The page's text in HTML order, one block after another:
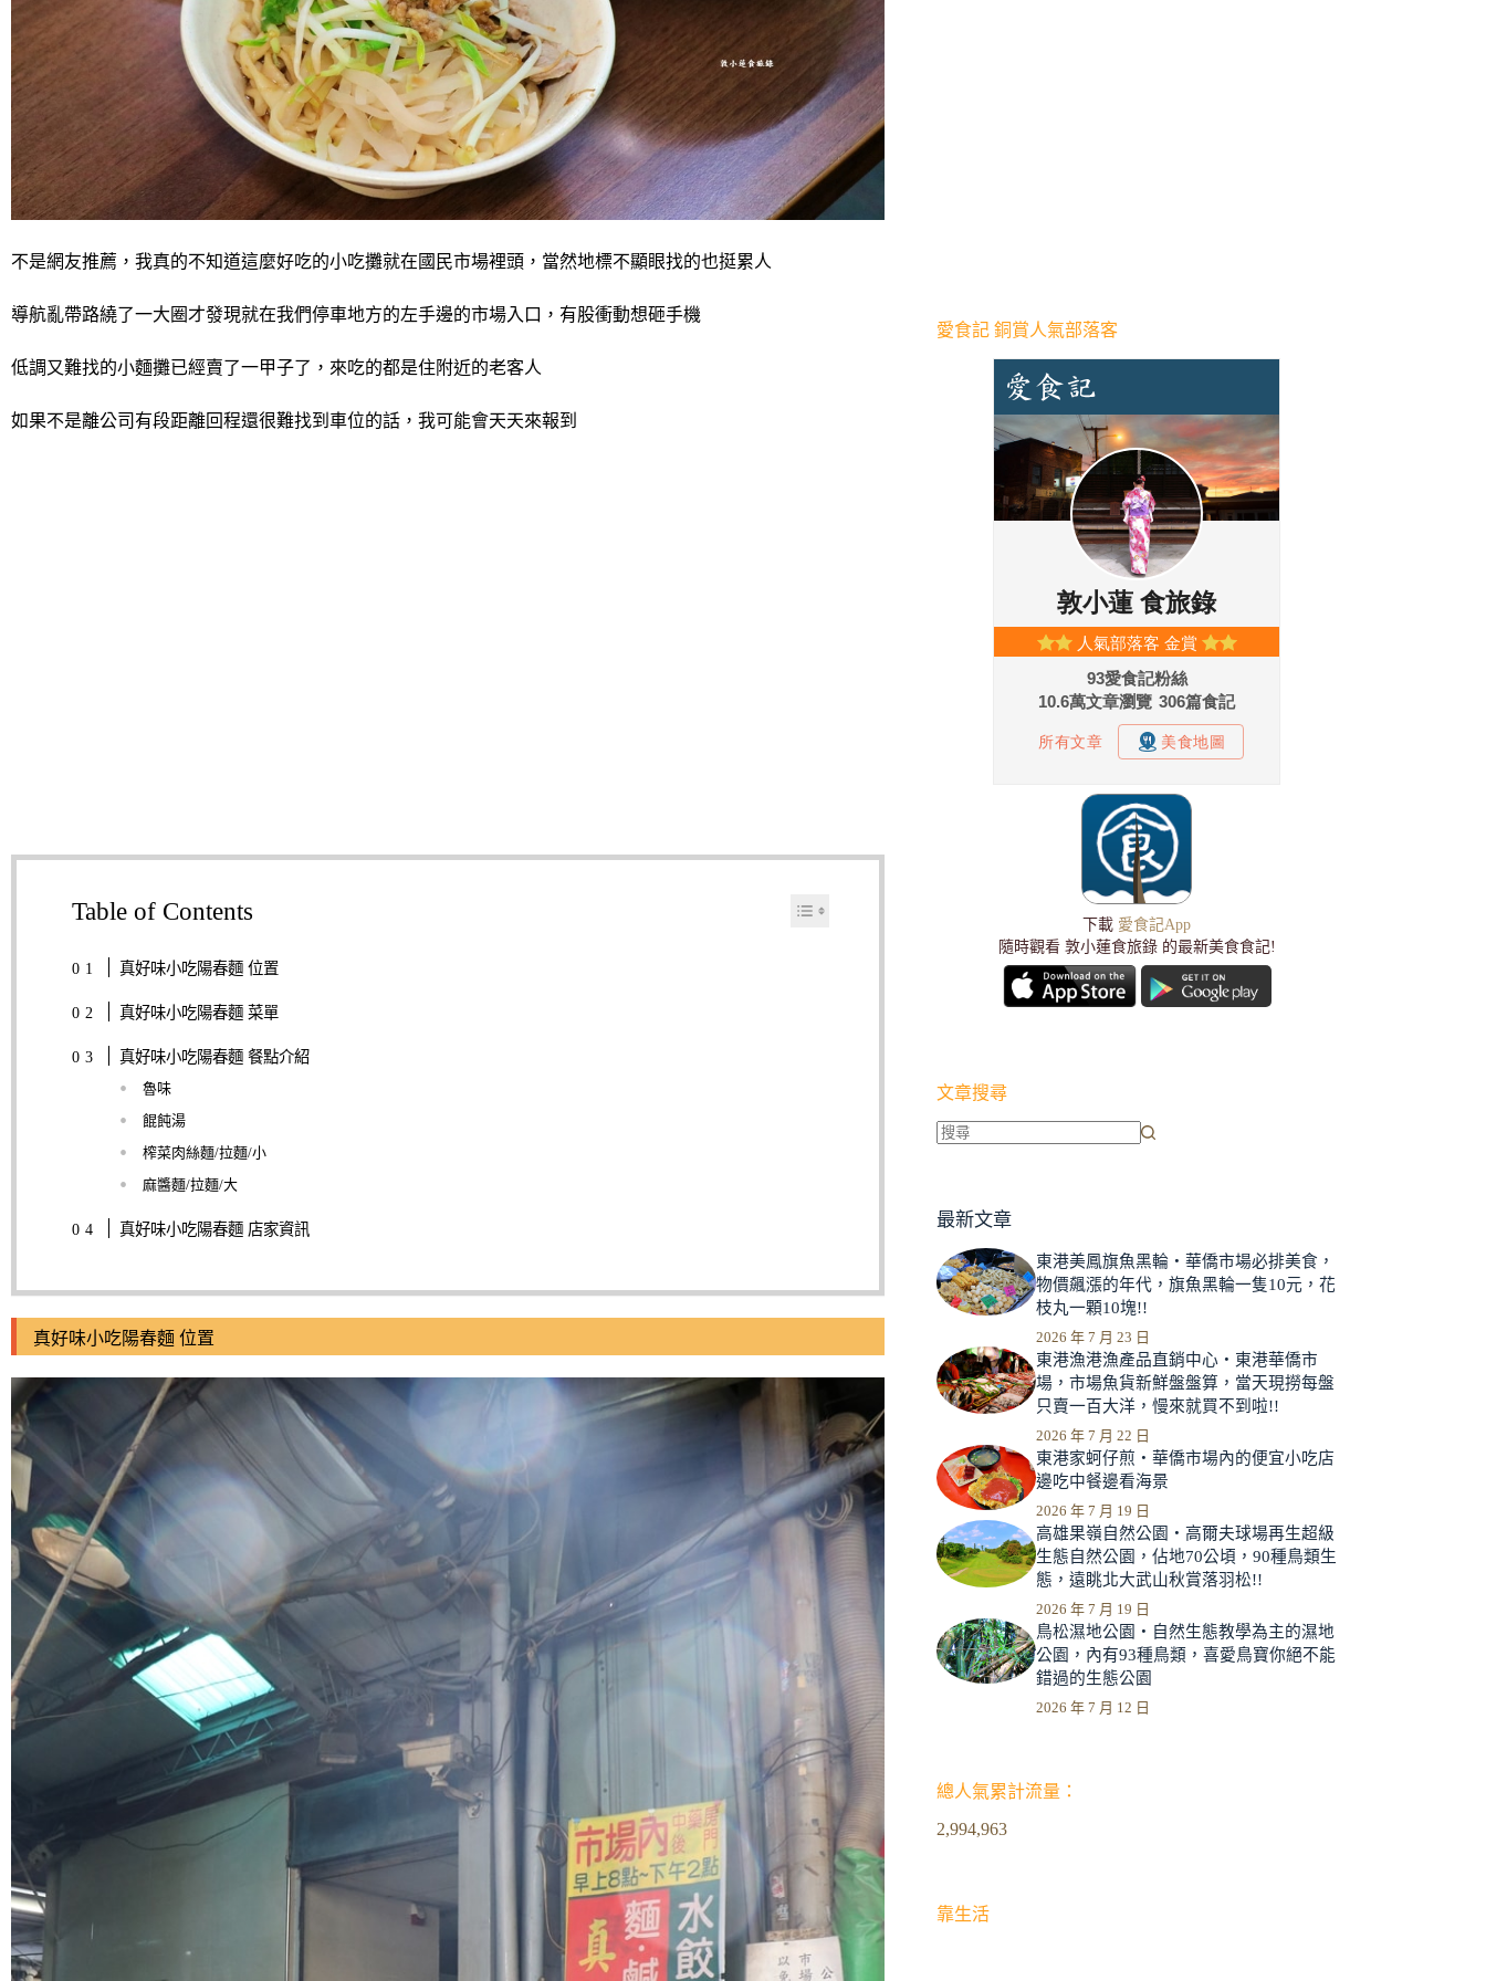
不是網友推薦，我真的不知道這麼好吃的小吃攤就在國民市場裡頭，當然地標不顯眼找的也挺累人
導航亂帶路繞了一大圈才發現就在我們停車地方的左手邊的市場入口，有股衝動想砸手機
低調又難找的小麵攤已經賣了一甲子了，來吃的都是住附近的老客人
如果不是離公司有段距離回程還很難找到車位的話，我可能會天天來報到
Table of Contents
真好味小吃陽春麵 位置
真好味小吃陽春麵 菜單
真好味小吃陽春麵 餐點介紹
魯味
餛飩湯
榨菜肉絲麵/拉麵/小
麻醬麵/拉麵/大
真好味小吃陽春麵 店家資訊
真好味小吃陽春麵 位置
愛食記 銅賞人氣部落客
下載 愛食記App
隨時觀看 敦小蓮食旅錄 的最新美食食記!
文章搜尋
到
合
條
結
果
最新文章
東港美鳳旗魚黑輪‧華僑市場必排美食，
物價飆漲的年代，旗魚黑輪一隻10元，花
枝丸一顆10塊!!
2026 年 7 月 23 日
東港漁港漁產品直銷中心‧東港華僑市
場，市場魚貨新鮮盤盤算，當天現撈每盤
只賣一百大洋，慢來就買不到啦!!
2026 年 7 月 22 日
東港家蚵仔煎‧華僑市場內的便宜小吃店
邊吃中餐邊看海景
2026 年 7 月 19 日
高雄果嶺自然公園‧高爾夫球場再生超級
生態自然公園，佔地70公頃，90種鳥類生
態，遠眺北大武山秋賞落羽松!!
2026 年 7 月 19 日
鳥松濕地公園‧自然生態教學為主的濕地
公園，內有93種鳥類，喜愛鳥寶你絕不能
錯過的生態公園
2026 年 7 月 12 日
總人氣累計流量：
2,994,963
靠生活